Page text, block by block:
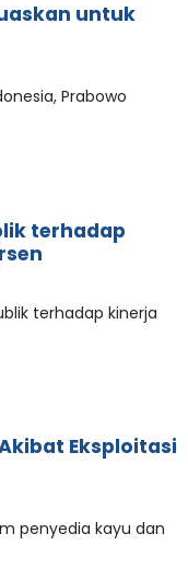
untuk
Prabowo
terhadap
terhadap kinerja
Eksploitasi
penyedia kayu dan